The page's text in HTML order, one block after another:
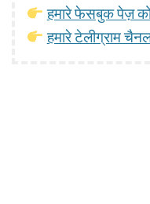
हमारे फेसबुक पेज़
हमारे टेलीग्राम